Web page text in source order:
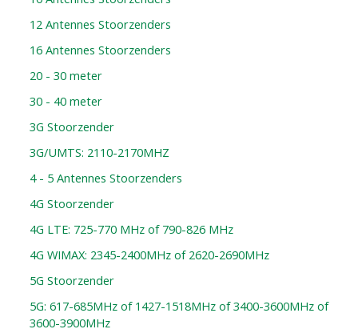
12 Antennes Stoorzenders
16 Antennes Stoorzenders
20 - 30 meter
30 - 40 meter
3G Stoorzender
3G/UMTS: 2110-2170MHZ
4 - 5 Antennes Stoorzenders
4G Stoorzender
4G LTE: 725-770 MHz of 790-826 MHz
4G WIMAX: 2345-2400MHz of 2620-2690MHz
5G Stoorzender
5G: 617-685MHz of 1427-1518MHz of 3400-3600MHz of
3600-3900MHz